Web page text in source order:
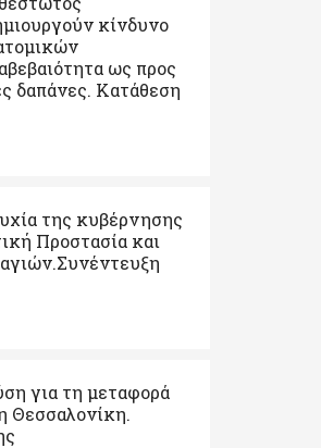
κίνδυνο
ως προς
δαπάνες. Κατάθεση
της κυβέρνησης
Προστασία και
για τη μεταφορά
Θεσσαλονίκη.